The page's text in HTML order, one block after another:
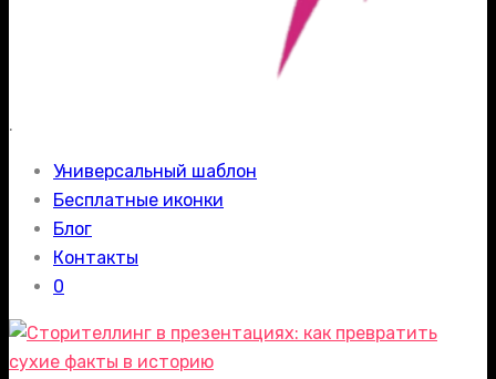
.
Универсальный шаблон
Бесплатные иконки
Блог
Контакты
0